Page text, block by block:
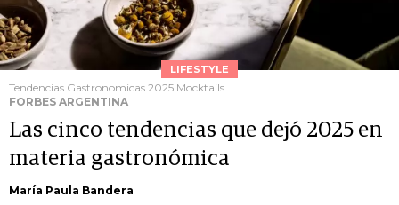
LIFESTYLE
Tendencias Gastronomicas 2025 Mocktails
FORBES ARGENTINA
Las cinco tendencias que dejó 2025 en
materia gastronómica
María Paula Bandera